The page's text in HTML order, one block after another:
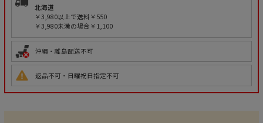
北海道
￥3,980以上で送料￥550
￥3,980未満の場合￥1,100
沖縄・離島配送不可
返品不可・日曜祝日指定不可